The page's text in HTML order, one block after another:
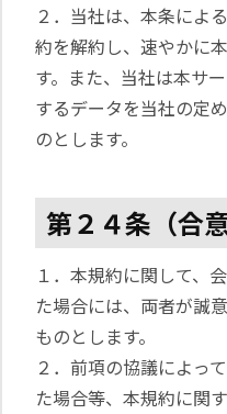
２．当社は、本条によ
約を解約し、速やかに
す。また、当社は本サ
するデータを当社の定
のとします。
第２４条（合
１．本規約に関して、
た場合には、両者が誠
ものとします。
２．前項の協議によっ
た場合等、本規約に関